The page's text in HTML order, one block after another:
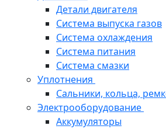
Детали двигателя
Система выпуска газов
Система охлаждения
Система питания
Система смазки
Уплотнения
Сальники, кольца,
Электрооборудование
Аккумуляторы